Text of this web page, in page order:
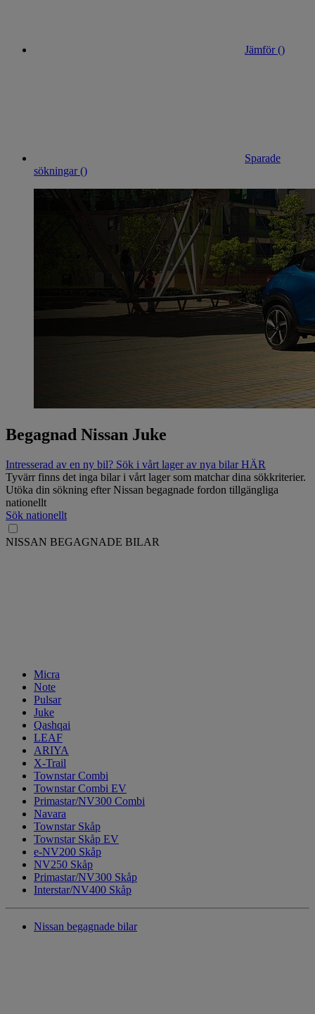
Jämför ()
Sparade
sökningar ()
Begagnad Nissan Juke
Intresserad av en ny bil? Sök i vårt lager av nya bilar HÄR
Tyvärr finns det inga bilar i vårt lager som matchar dina sökkriterier.
Utöka din sökning efter Nissan begagnade fordon tillgängliga
nationellt
Sök nationellt
NISSAN BEGAGNADE BILAR
Micra
Note
Pulsar
Juke
Qashqai
LEAF
ARIYA
X-Trail
Townstar Combi
Townstar Combi EV
Primastar/NV300 Combi
Navara
Townstar Skåp
Townstar Skåp EV
e-NV200 Skåp
NV250 Skåp
Primastar/NV300 Skåp
Interstar/NV400 Skåp
Nissan begagnade bilar